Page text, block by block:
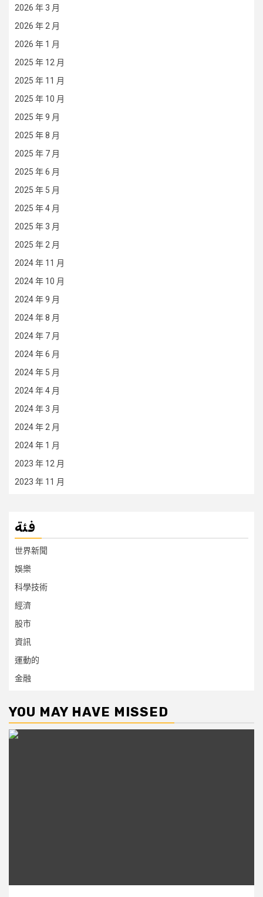
2026 年 3 月
2026 年 2 月
2026 年 1 月
2025 年 12 月
2025 年 11 月
2025 年 10 月
2025 年 9 月
2025 年 8 月
2025 年 7 月
2025 年 6 月
2025 年 5 月
2025 年 4 月
2025 年 3 月
2025 年 2 月
2024 年 11 月
2024 年 10 月
2024 年 9 月
2024 年 8 月
2024 年 7 月
2024 年 6 月
2024 年 5 月
2024 年 4 月
2024 年 3 月
2024 年 2 月
2024 年 1 月
2023 年 12 月
2023 年 11 月
فئة
世界新聞
娛樂
科學技術
經濟
股市
資訊
運動的
金融
YOU MAY HAVE MISSED